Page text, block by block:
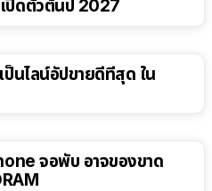
เปิดตัวต้นปี 2027
นไลน์อัปขายดีที่สุด ใน
จอพับ อาจของขาด